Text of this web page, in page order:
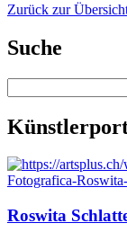
Zurück zur
Suche
nach:
Roswita